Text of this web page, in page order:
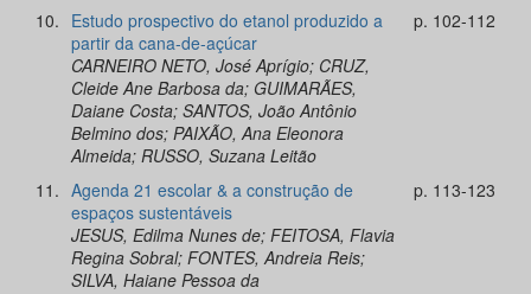
10. Estudo prospectivo do etanol produzido a
partir da cana-de-açúcar
CARNEIRO NETO, José Aprígio; CRUZ,
Cleide Ane Barbosa da; GUIMARÃES,
Daiane Costa; SANTOS, João Antônio
Belmino dos; PAIXÃO, Ana Eleonora
Almeida; RUSSO, Suzana Leitão
p. 102-112
11. Agenda 21 escolar & a construção de
espaços sustentáveis
JESUS, Edilma Nunes de; FEITOSA, Flavia
Regina Sobral; FONTES, Andreia Reis;
SILVA, Haiane Pessoa da
p. 113-123